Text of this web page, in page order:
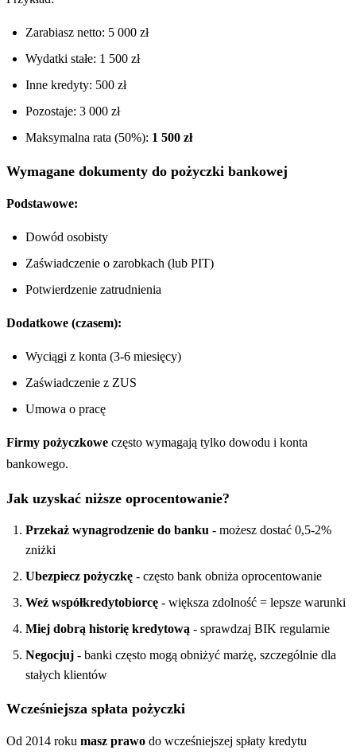
Zarabiasz netto: 5 000 zł
Wydatki stałe: 1 500 zł
Inne kredyty: 500 zł
Pozostaje: 3 000 zł
Maksymalna rata (50%): 1 500 zł
Wymagane dokumenty do pożyczki bankowej
Podstawowe:
Dowód osobisty
Zaświadczenie o zarobkach (lub PIT)
Potwierdzenie zatrudnienia
Dodatkowe (czasem):
Wyciągi z konta (3-6 miesięcy)
Zaświadczenie z ZUS
Umowa o pracę
Firmy pożyczkowe często wymagają tylko dowodu i konta
bankowego.
Jak uzyskać niższe oprocentowanie?
Przekaż wynagrodzenie do banku - możesz dostać 0,5-2%
zniżki
Ubezpiecz pożyczkę - często bank obniża oprocentowanie
Weź współkredytobiorcę - większa zdolność = lepsze warunki
Miej dobrą historię kredytową - sprawdzaj BIK regularnie
Negocjuj - banki często mogą obniżyć marżę, szczególnie dla
stałych klientów
Wcześniejsza spłata pożyczki
Od 2014 roku masz prawo do wcześniejszej spłaty kredytu